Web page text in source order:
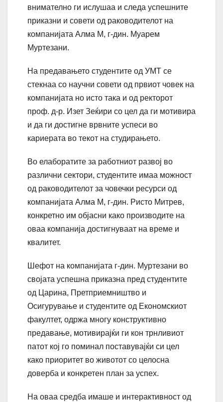
внимателно ги ислушаа и следа успешните
приказни и совети од раководителот на
компанијата Aлма M, г-дин. Муарем
Муртезани.
На предавањето студентите од УМТ се
стекнаа со научни совети од првиот човек на
компанијата но исто така и од ректорот
проф. д-р. Изет Зеќири со цел да ги мотивира
и да ги достигне врвните успеси во
кариерата во текот на студирањето.
Во елаборатите за работниот развој во
различни сектори, студентите имаа можност
од раководителот за човечки ресурси од
компанијата Алма М, г-дин. Ристо Митрев,
конкретно им објасни како производите на
оваа компанија достигнуваат на време и
квалитет.
Шефот на компанијата г-дин. Муртезани во
својата успешна приказна пред студентите
од Царина, Претприемништво и
Осигурување и студентите од Економскиот
факултет, одржа многу конструктивно
предавање, мотивирајќи ги кон трнливиот
патот кој го поминал поставувајќи си цел
како приоритет во животот со целосна
доверба и конкретен план за успех.
На оваа средба имаше и интерактивност од